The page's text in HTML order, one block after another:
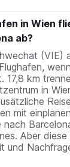
in Wien
ab?
(VIE)
17,8 km
in
mit
Aber
und